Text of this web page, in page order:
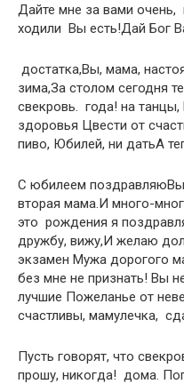
Дайте мне за​ вами
ходили​ ​ Вы есть!​Дай Бог
достатка,​Вы, мама,
зима,​За столом сегодня
свекровь.​ ​ года!​ на
здоровья​ ​Цвести от
пиво,​ ​Юбилей, ни дать​А
​С юбилеем
вторая мама.​И много-
это​ ​ рождения я
дружбу, вижу,​И желаю
экзамен​ ​Мужа дорогого
без​ мне не признать!​ ​Вы
лучшие​ ​Пожеланье от
счастливы, мамулечка,​
​Пусть говорят, что
прошу, никогда!​ ​ дома.​